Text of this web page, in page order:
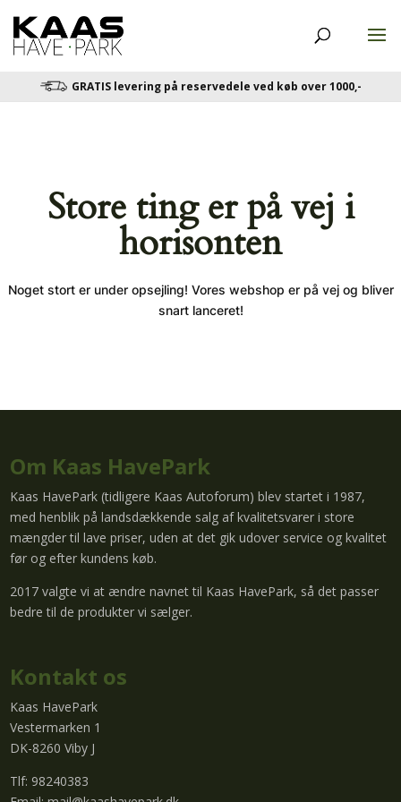
GRATIS levering på reservedele ved køb over 1000,-
Store ting er på vej i
horisonten
Noget stort er under opsejling! Vores webshop er på vej og bliver
snart lanceret!
Om Kaas HavePark
Kaas HavePark (tidligere Kaas Autoforum) blev startet i 1987,
med henblik på landsdækkende salg af kvalitetsvarer i store
mængder til lave priser, uden at det gik udover service og kvalitet
før og efter kundens køb.
2017 valgte vi at ændre navnet til Kaas HavePark, så det passer
bedre til de produkter vi sælger.
Kontakt os
Kaas HavePark
Vestermarken 1
DK-8260 Viby J
Tlf: 98240383